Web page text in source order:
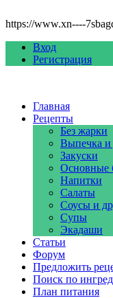
https://www.xn----
Вход
Регистрация
Главная
Рецепты
Без жарки
Выпечка и
Закуски
Основные
Напитки
Салаты
Соусы и
Супы
Экадаши
Статьи
Форум
Предложить
Поиск по
План питания